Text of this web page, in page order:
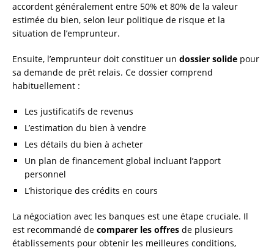
accordent généralement entre 50% et 80% de la valeur
estimée du bien, selon leur politique de risque et la
situation de l’emprunteur.
Ensuite, l’emprunteur doit constituer un dossier solide pour
sa demande de prêt relais. Ce dossier comprend
habituellement :
Les justificatifs de revenus
L’estimation du bien à vendre
Les détails du bien à acheter
Un plan de financement global incluant l’apport
personnel
L’historique des crédits en cours
La négociation avec les banques est une étape cruciale. Il
est recommandé de comparer les offres de plusieurs
établissements pour obtenir les meilleures conditions,